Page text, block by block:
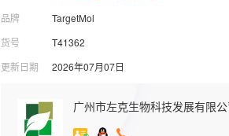
品牌
TargetMol
货号
T41362
更新日期
2026年07月07日
广州市左克生物科技发展有限